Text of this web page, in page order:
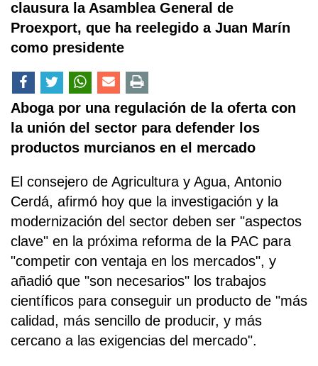
clausura la Asamblea General de
Proexport, que ha reelegido a Juan Marín
como presidente
Aboga por una regulación de la oferta con
la unión del sector para defender los
productos murcianos en el mercado
El consejero de Agricultura y Agua, Antonio
Cerdá, afirmó hoy que la investigación y la
modernización del sector deben ser "aspectos
clave" en la próxima reforma de la PAC para
"competir con ventaja en los mercados", y
añadió que "son necesarios" los trabajos
científicos para conseguir un producto de "más
calidad, más sencillo de producir, y más
cercano a las exigencias del mercado".